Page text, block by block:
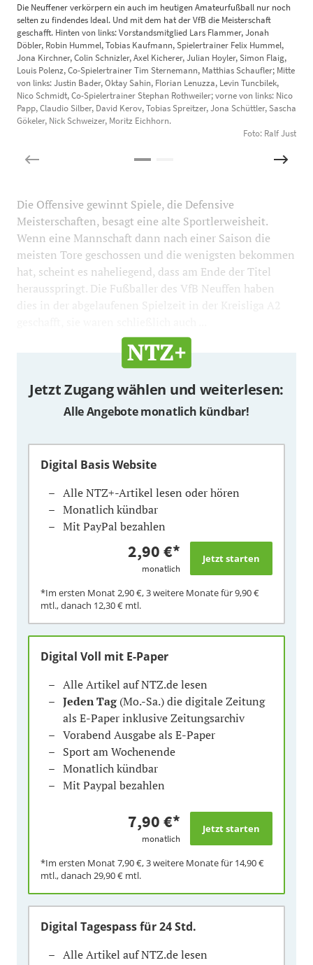
Die Neuffener verkörpern ein auch im heutigen Amateurfußball nur noch
selten zu findendes Ideal. Und mit dem hat der VfB die Meisterschaft
geschafft. Hinten von links: Vorstandsmitglied Lars Flammer, Jonah
Döbler, Robin Hummel, Tobias Kaufmann, Spielertrainer Felix Hummel,
Jona Kirchner, Colin Schnizler, Axel Kicherer, Julian Hoyler, Simon Flaig,
Louis Polenz, Co-Spielertrainer Tim Sternemann, Matthias Schaufler; Mitte
von links: Justin Bader, Oktay Sahin, Florian Lenuzza, Levin Tuncbilek,
Nico Schmidt, Co-Spielertrainer Stephan Rothweiler; vorne von links: Nico
Papp, Claudio Silber, David Kerov, Tobias Spreitzer, Jona Schüttler, Sascha
Gökeler, Nick Schweizer, Moritz Eichhorn.
Foto: Ralf Just
Die Offensive gewinnt Spiele, die Defensive
Meisterschaften, besagt eine alte Sportlerweisheit.
Wenn eine Mannschaft dann nach einer Saison die
meisten Tore geschossen und die wenigsten bekommen
hat, scheint es naheliegend, dass am Ende der Titel
herausspringt. Die Fußballer des VfB Neuffen haben
dies in der abgelaufenen Spielzeit in der Kreisliga A2
Jetzt Zugang wählen und weiterlesen:
Alle Angebote monatlich kündbar!
Digital Basis Website
Alle NTZ+-Artikel lesen oder hören
Monatlich kündbar
Mit PayPal bezahlen
2,90 €*
monatlich
*Im ersten Monat2,90 €, 3 weitere Monate für9,90 €
mtl., danach 12,30 € mtl.
Digital Voll mit E-Paper
Alle Artikel auf NTZ.de lesen
Jeden Tag(Mo.-Sa.) die digitale Zeitung
als E-Paper inklusive Zeitungsarchiv
Vorabend Ausgabe als E-Paper
Sport am Wochenende
Monatlich kündbar
Mit Paypal bezahlen
7,90 €*
monatlich
*Im ersten Monat7,90 €, 3 weitere Monate für 14,90 €
mtl., danach 29,90 € mtl.
Digital Tagespassfür 24 Std.
Alle Artikel auf NTZ.de lesen